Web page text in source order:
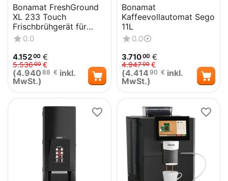
Bonamat FreshGround
XL 233 Touch
Frischbrühgerät für
Bohnenkaffee und
0.0
4.15200 €
5.53600 €
(4.940 88 € inkl.
MwSt.)
Bonamat
Kaffeevollautomat Sego
11L
0.0
3.71000 €
4.94700 €
(4.414 90 € inkl.
MwSt.)